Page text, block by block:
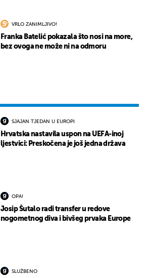
VRLO ZANIMLJIVO!
Franka Batelić pokazala što nosi na more,
bez ovoga ne može ni na odmoru
SJAJAN TJEDAN U EUROPI
Hrvatska nastavila uspon na UEFA-inoj
ljestvici: Preskočena je još jedna država
OPA!
Josip Šutalo radi transfer u redove
nogometnog diva i bivšeg prvaka Europe
SLUŽBENO